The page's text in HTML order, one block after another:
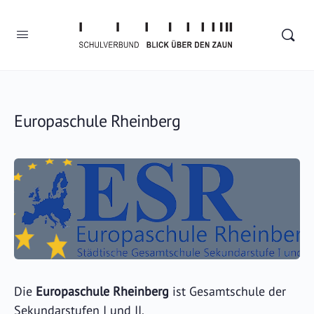
Europaschule Rheinberg
Die Europaschule Rheinberg ist Gesamtschule der
Sekundarstufen I und II.